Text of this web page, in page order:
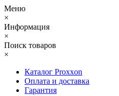
Меню
×
Информация
×
Поиск товаров
×
Каталог Proxxon
Оплата и доставка
Гарантия